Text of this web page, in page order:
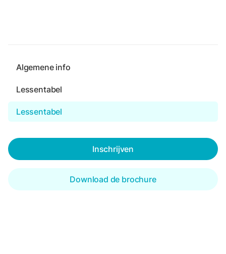
Algemene info
Lessentabel
Lessentabel
Inschrijven
Download de brochure